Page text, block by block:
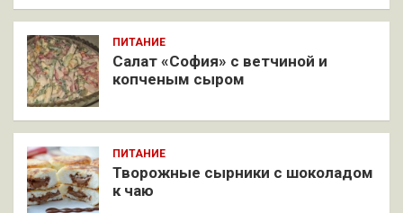
ПИТАНИЕ
Салат «София» с ветчиной и
копченым сыром
ПИТАНИЕ
Творожные сырники с шоколадом
к чаю